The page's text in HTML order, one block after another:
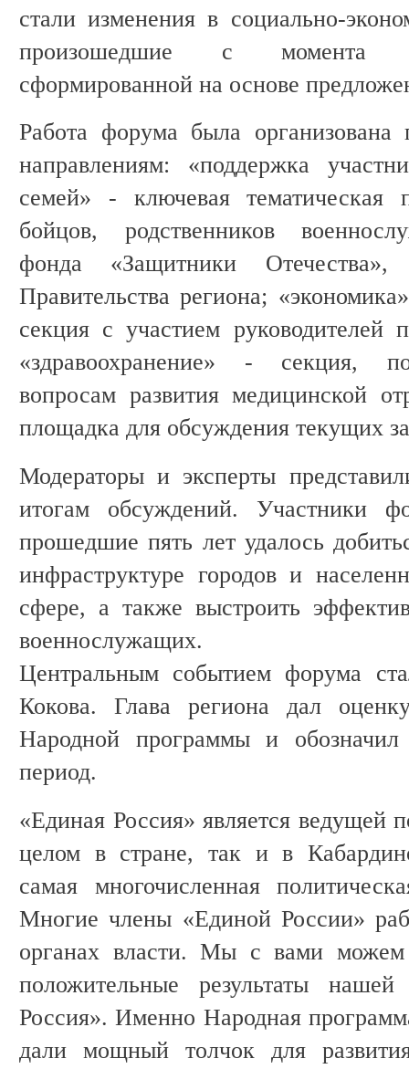
стали изменения в социально-
произошедшие с момента
сформированной на основе
Работа форума была
направлениям: «поддержка
семей» - ключевая тематическая
бойцов, родственников
фонда «Защитники
Правительства региона;
секция с участием руководителей
«здравоохранение» - секция,
вопросам развития медицинской
площадка для обсуждения текущих
Модераторы и эксперты
итогам обсуждений. Участники
прошедшие пять лет удалось
инфраструктуре городов и
сфере, а также выстроить
военнослужащих.
Центральным событием форума
Кокова. Глава региона дал
Народной программы и
период.
«Единая Россия» является ведущей
целом в стране, так и в
самая многочисленная
Многие члены «Единой России»
органах власти. Мы с вами можем
положительные результаты
Россия». Именно Народная
дали мощный толчок для